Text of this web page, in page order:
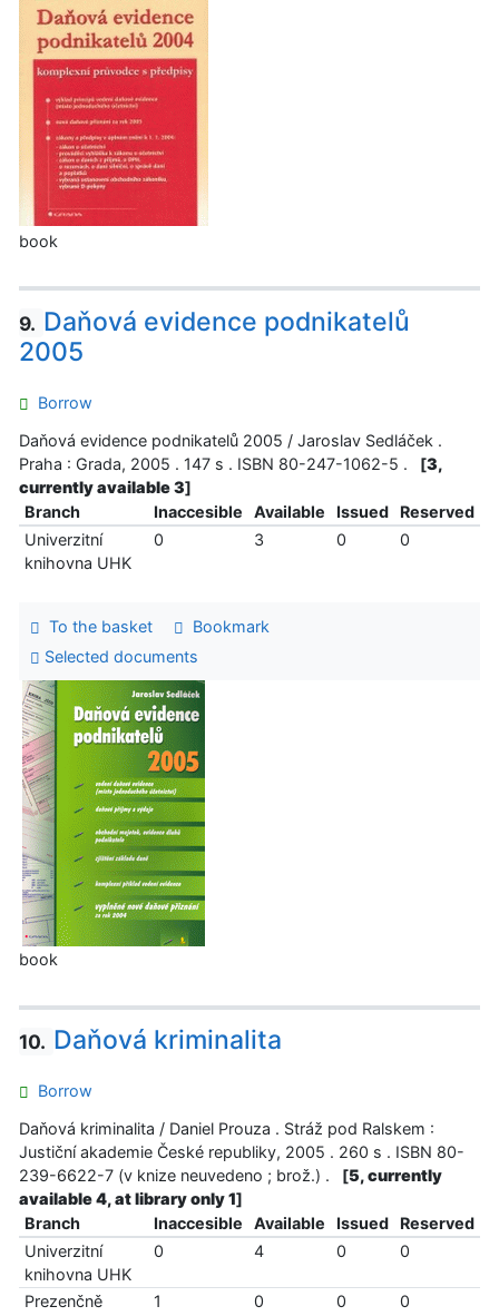
book
9. Daňová evidence podnikatelů
2005
Borrow
Daňová evidence podnikatelů 2005 / Jaroslav Sedláček .
Praha : Grada, 2005 . 147 s . ISBN 80-247-1062-5 .
[3,
currently available 3]
Branch
Inaccesible Available Issued
Reserved
Univerzitní
knihovna UHK
0 3 0 0
To the basket
Bookmark
Selected documents
book
10. Daňová kriminalita
Borrow
Daňová kriminalita / Daniel Prouza . Stráž pod Ralskem :
Justiční akademie České republiky, 2005 . 260 s . ISBN 80-
239-6622-7 (v knize neuvedeno ; brož.) .
[5, currently
available 4, at library only 1]
Branch
Inaccesible Available Issued
Reserved
Univerzitní
knihovna UHK
0 4 0 0
Prezenčně 1 0 0 0